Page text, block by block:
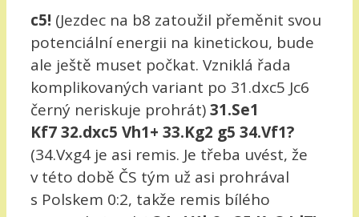
c5! (Jezdec na b8 zatoužil přeměnit svou
potenciální energii na kinetickou, bude
ale ještě muset počkat. Vzniklá řada
komplikovaných variant po 31.dxc5 Jc6
černý neriskuje prohrát)31.Se1
Kf7 32.dxc5 Vh1+ 33.Kg2 g5 34.Vf1?
(34.Vxg4 je asi remis. Je třeba uvést, že
v této době ČS tým už asi prohrával
s Polskem 0:2, takže remis bílého